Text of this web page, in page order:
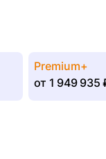
Premium+
от 1 949 935